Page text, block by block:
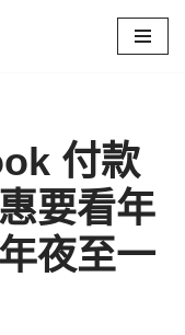
付款
要看年
夜至一